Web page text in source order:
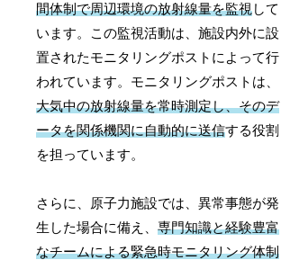
間体制で周辺環境の放射線量を監視して
います。この監視活動は、施設内外に設
置されたモニタリングポストによって行
われています。モニタリングポストは、
大気中の放射線量を常時測定し、そのデ
ータを関係機関に自動的に送信する役割
を担っています。
さらに、原子力施設では、異常事態が発
生した場合に備え、専門知識と経験豊富
なチームによる緊急時モニタリング体制